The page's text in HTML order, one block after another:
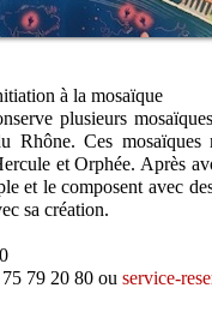
à la mosaïque
plusieurs
Rhône. Ces
et Orphée. Après
et le composent avec
sa création.
79 20 80 ou service-